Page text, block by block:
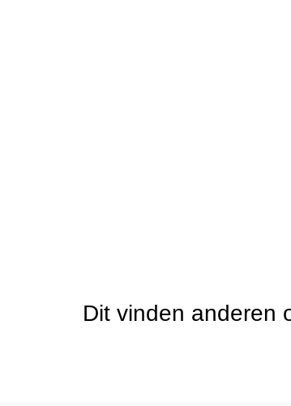
Dit vinden anderen